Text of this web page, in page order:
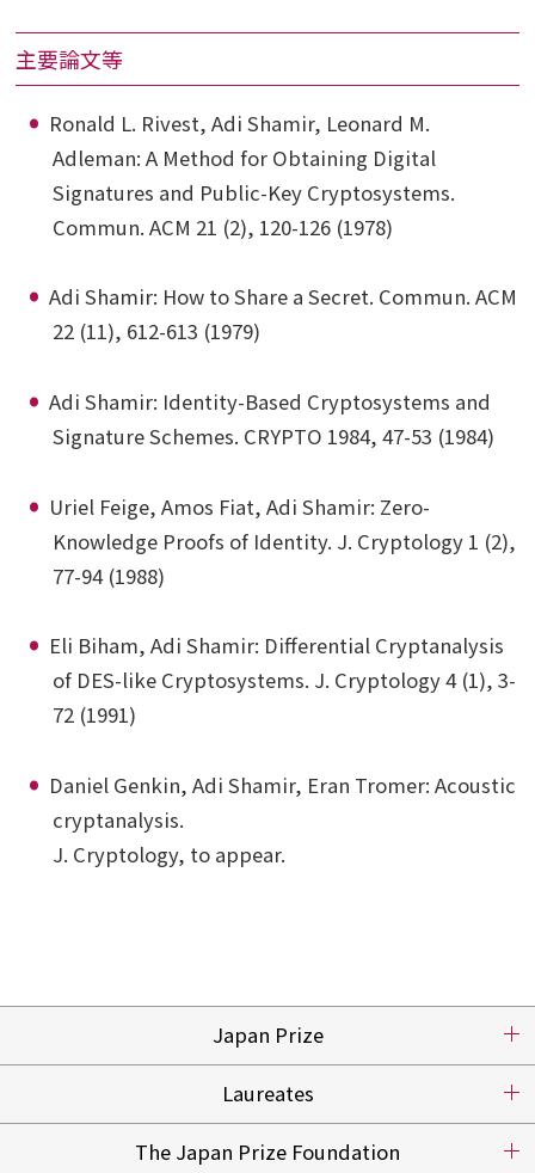
主要論文等
Ronald L. Rivest, Adi Shamir, Leonard M.
Adleman: A Method for Obtaining Digital
Signatures and Public-Key Cryptosystems.
Commun. ACM 21 (2), 120-126 (1978)
Adi Shamir: How to Share a Secret. Commun. ACM
22 (11), 612-613 (1979)
Adi Shamir: Identity-Based Cryptosystems and
Signature Schemes. CRYPTO 1984, 47-53 (1984)
Uriel Feige, Amos Fiat, Adi Shamir: Zero-
Knowledge Proofs of Identity. J. Cryptology 1 (2),
77-94 (1988)
Eli Biham, Adi Shamir: Differential Cryptanalysis
of DES-like Cryptosystems. J. Cryptology 4 (1), 3-
72 (1991)
Daniel Genkin, Adi Shamir, Eran Tromer: Acoustic
cryptanalysis.
J. Cryptology, to appear.
Japan Prize
Laureates
The Japan Prize Foundation